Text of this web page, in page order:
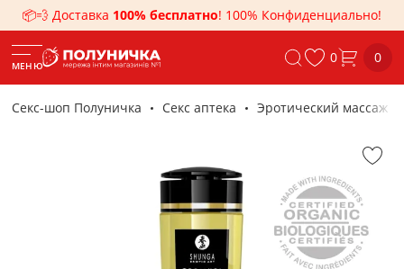
📦💨 Доставка 100% бесплатно! 100% Конфиденциально!
МЕНЮ 0 0
Секс-шоп Полуничка Секс аптека Эротический массаж